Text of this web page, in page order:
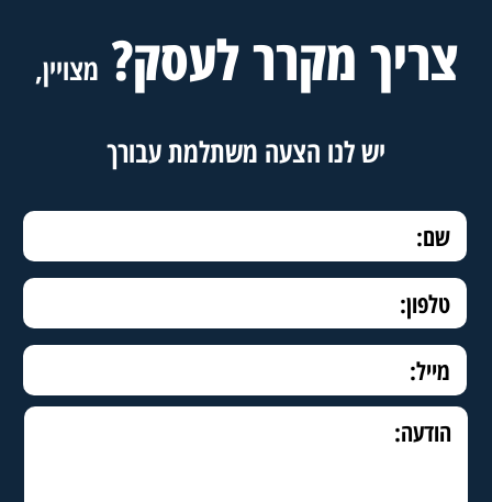
צריך מקרר לעסק? מצויין,
יש לנו הצעה משתלמת עבורך